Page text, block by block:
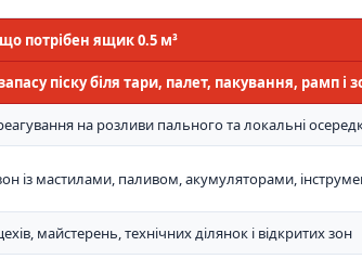
потрібен ящик 0.5 м³
піску біля тари, палет, пакування, рамп і
на розливи пального та локальні
із мастилами, паливом, акумуляторами,
майстерень, технічних ділянок і відкритих зон